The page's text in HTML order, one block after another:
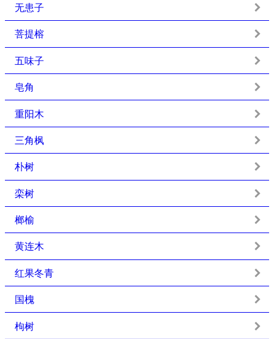
无患子
菩提榕
五味子
皂角
重阳木
三角枫
朴树
栾树
榔榆
黄连木
红果冬青
国槐
枸树